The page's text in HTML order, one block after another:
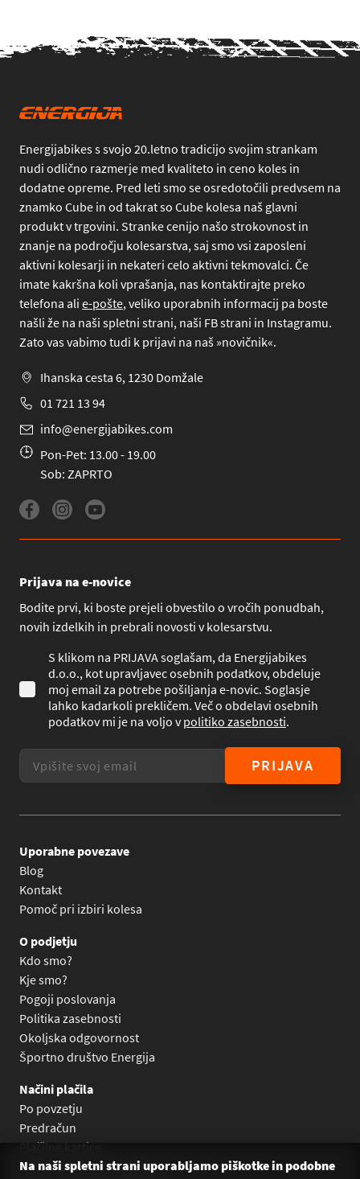
Energijabikes s svojo 20.letno tradicijo svojim strankam
nudi odlično razmerje med kvaliteto in ceno koles in
dodatne opreme. Pred leti smo se osredotočili predvsem na
znamko Cube in od takrat so Cube kolesa naš glavni
produkt v trgovini. Stranke cenijo našo strokovnost in
znanje na področju kolesarstva, saj smo vsi zaposleni
aktivni kolesarji in nekateri celo aktivni tekmovalci. Če
imate kakršna koli vprašanja, nas kontaktirajte preko
telefona ali e-pošte, veliko uporabnih informacij pa boste
našli že na naši spletni strani, naši FB strani in Instagramu.
Zato vas vabimo tudi k prijavi na naš »novičnik«.
Ihanska cesta 6, 1230 Domžale
01 721 13 94
info@energijabikes.com
Pon-Pet: 13.00 - 19.00
Sob: ZAPRTO
Prijava na e-novice
Bodite prvi, ki boste prejeli obvestilo o vročih ponudbah,
novih izdelkih in prebrali novosti v kolesarstvu.
S klikom na PRIJAVA soglašam, da Energijabikes
d.o.o., kot upravljavec osebnih podatkov, obdeluje
moj email za potrebe pošiljanja e-novic. Soglasje
lahko kadarkoli prekličem. Več o obdelavi osebnih
podatkov mi je na voljo vpolitiko zasebnosti.
PRIJAVA
Uporabne povezave
Blog
Kontakt
Pomoč pri izbiri kolesa
O podjetju
Kdo smo?
Kje smo?
Pogoji poslovanja
Politika zasebnosti
Okoljska odgovornost
Športno društvo Energija
Načini plačila
Po povzetju
Predračun
Plačilne kartice
Plačilo na obroke Leanpay
Na naši spletni strani uporabljamo piškotke in podobne